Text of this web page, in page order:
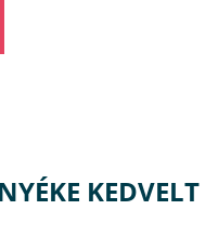
KEDVELT